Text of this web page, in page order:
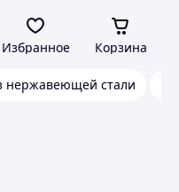
Избранное Корзина
нержавеющей стали